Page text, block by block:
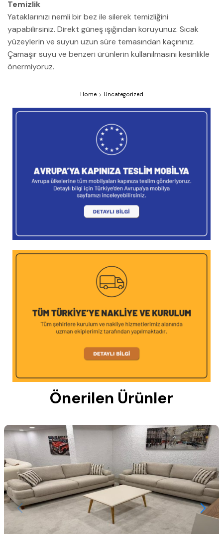
Temizlik
Yataklarınızı nemli bir bez ile silerek temizliğini
yapabilirsiniz. Direkt güneş ışığından koruyunuz. Sıcak
yüzeylerin ve suyun uzun süre temasından kaçınınız.
Çamaşır suyu ve benzeri ürünlerin kullanılmasını kesinlikle
önermiyoruz.
Home Uncategorized
Önerilen Ürünler